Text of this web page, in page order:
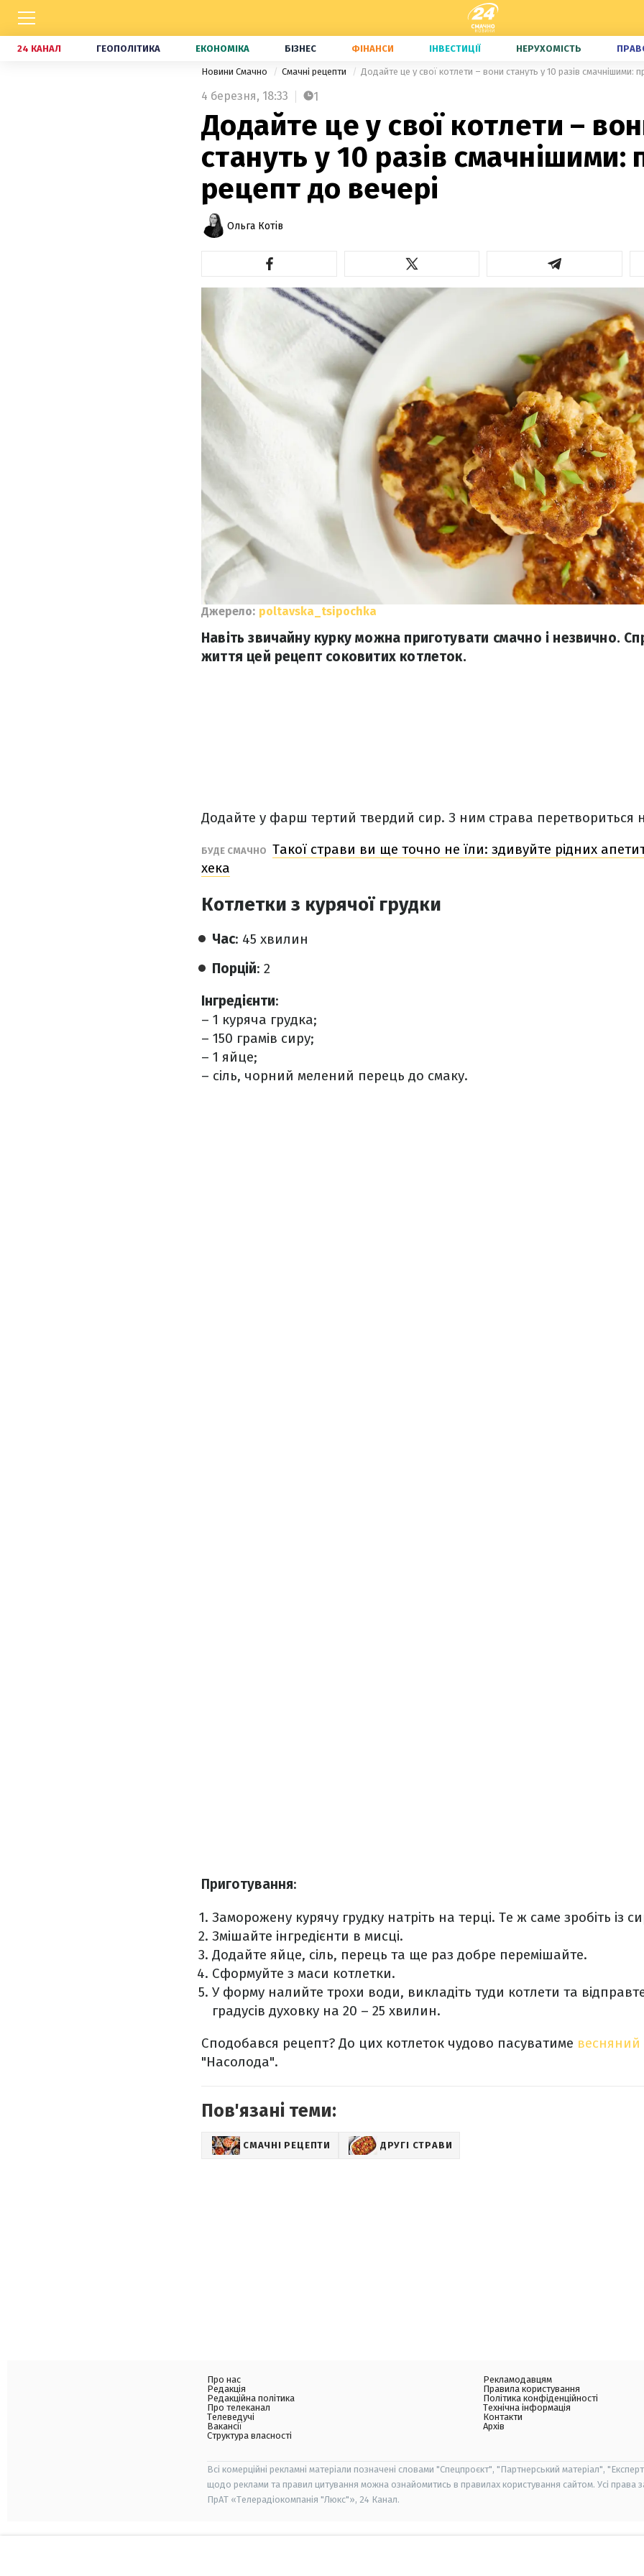
24 КАНАЛ ГЕОПОЛІТИКА ЕКОНОМІКА БІЗНЕС ФІНАНСИ ІНВЕСТИЦІЇ НЕРУХОМІСТЬ
Новини Смачно Смачні рецепти Додайте це у свої котлети – вони стануть у 10 разів смачнішими:
4 березня, 18:33 1
Додайте це у свої котлети –
стануть у 10 разів смачнішими:
рецепт до вечері
Ольга Котів
Джерело: poltavska_tsipochka
Навіть звичайну курку можна приготувати смачно і незвично.
життя цей рецепт соковитих котлеток.
Додайте у фарш тертий твердий сир. З ним страва перетвориться
БУДЕ СМАЧНО Такої страви ви ще точно не їли: здивуйте рідних
хека
Котлетки з курячої грудки
Час: 45 хвилин
Порцій: 2
Інгредієнти:
– 1 куряча грудка;
– 150 грамів сиру;
– 1 яйце;
– сіль, чорний мелений перець до смаку.
Приготування:
Заморожену курячу грудку натріть на терці. Те ж саме зробіть із
Змішайте інгредієнти в мисці.
Додайте яйце, сіль, перець та ще раз добре перемішайте.
Сформуйте з маси котлетки.
У форму налийте трохи води, викладіть туди котлети та відправте
градусів духовку на 20 – 25 хвилин.
Сподобався рецепт? До цих котлеток чудово пасуватиме весняний
"Насолода".
Пов'язані теми:
СМАЧНІ РЕЦЕПТИ ДРУГІ СТРАВИ
Про нас
Редакція
Редакційна політика
Про телеканал
Телеведучі
Вакансії
Структура власності
Рекламодавцям
Правила користування
Політика конфіденційності
Технічна інформація
Контакти
Архів
Всі комерційні рекламні матеріали позначені словами "Спецпроєкт", "Партнерський матеріал",
щодо реклами та правил цитування можна ознайомитись в правилах користування сайтом. Усі права
ПрАТ «Телерадіокомпанія "Люкс"», 24 Канал.